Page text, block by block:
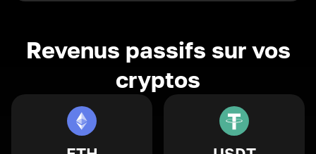
Revenus passifs sur vos
cryptos